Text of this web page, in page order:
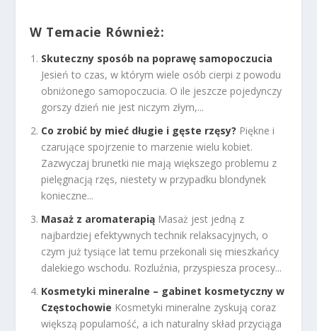
W Temacie Również:
Skuteczny sposób na poprawę samopoczucia
Jesień to czas, w którym wiele osób cierpi z powodu
obniżonego samopoczucia. O ile jeszcze pojedynczy
gorszy dzień nie jest niczym złym,...
Co zrobić by mieć długie i gęste rzęsy? Piękne i
czarujące spojrzenie to marzenie wielu kobiet.
Zazwyczaj brunetki nie mają większego problemu z
pielęgnacją rzęs, niestety w przypadku blondynek
konieczne...
Masaż z aromaterapią Masaż jest jedną z
najbardziej efektywnych technik relaksacyjnych, o
czym już tysiące lat temu przekonali się mieszkańcy
dalekiego wschodu. Rozluźnia, przyspiesza procesy...
Kosmetyki mineralne – gabinet kosmetyczny w
Częstochowie Kosmetyki mineralne zyskują coraz
większą popularność, a ich naturalny skład przyciąga